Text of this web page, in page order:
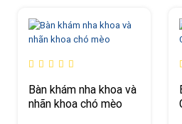
Bàn khám nha khoa và
nhãn khoa chó mèo